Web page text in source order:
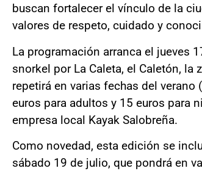
buscan fortalecer el vínculo de la
valores de respeto, cuidado y
La programación arranca el jueves
snorkel por La Caleta, el Caletón, la
repetirá en varias fechas del
euros para adultos y 15 euros para
empresa local Kayak Salobreña.
Como novedad, esta edición se
sábado 19 de julio, que pondrá en